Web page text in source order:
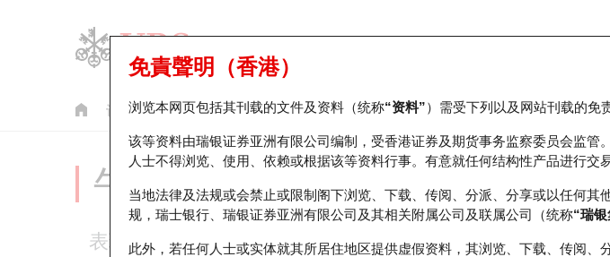
认股证 牛熊证 美股指数产品 轮证市场统计 正股数据及市场统计 瑞银轮证
免責聲明（香港）
浏览本网页包括其刊载的文件及资料（统称“资料”）需受下列以及网站刊载的免
该等资料由瑞银证券亚洲有限公司编制，受香港证券及期货事务监察委员会监管
人士不得浏览、使用、依赖或根据该等资料行事。有意就任何结构性产品进行交
当地法律及法规或会禁止或限制阁下浏览、下载、传阅、分派、分享或以任何
规，瑞士银行、瑞银证券亚洲有限公司及其相关附属公司及联属公司（统称“瑞
此外，若任何人士或实体就其所居住地区提供虚假资料，其浏览、下载、传阅
牛熊证分析仪
表现 街货统计 比较